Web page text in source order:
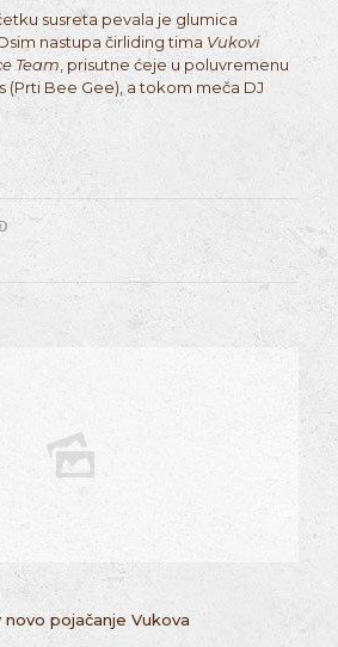
susreta pevala je glumica
nastupa čirliding tima Vukovi
Team , prisutne ćeje u poluvremenu
(Prti Bee Gee), a tokom meča DJ
pojačanje Vukova